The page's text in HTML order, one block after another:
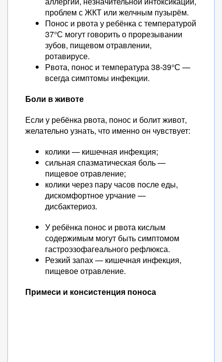
проблем с ЖКТ или желчным пузырём.
Понос и рвота у ребёнка с температурой
37°С могут говорить о прорезывании
зубов, пищевом отравлении,
ротавирусе.
Рвота, понос и температура 38-39°С —
всегда симптомы инфекции.
Боли в животе
Если у ребёнка рвота, понос и болит живот,
желательно узнать, что именно он чувствует:
колики — кишечная инфекция;
сильная спазматическая боль —
пищевое отравление;
колики через пару часов после еды,
дискомфортное урчание —
дисбактериоз.
У ребёнка понос и рвота кислым
содержимым могут быть симптомом
гастроэзофагеального рефлюкса.
Резкий запах — кишечная инфекция,
пищевое отравление.
Примеси и консистенция поноса